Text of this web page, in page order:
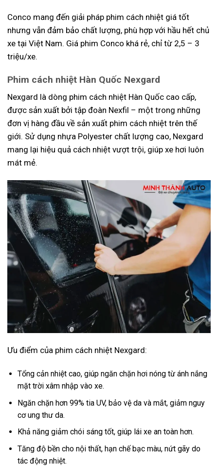
Conco mang đến giải pháp phim cách nhiệt giá tốt
nhưng vẫn đảm bảo chất lượng, phù hợp với hầu hết chủ
xe tại Việt Nam. Giá phim Conco khá rẻ, chỉ từ 2,5 – 3
triệu/xe.
Phim cách nhiệt Hàn Quốc Nexgard
Nexgard là dòng phim cách nhiệt Hàn Quốc cao cấp,
được sản xuất bởi tập đoàn Nexfil – một trong những
đơn vị hàng đầu về sản xuất phim cách nhiệt trên thế
giới. Sử dụng nhựa Polyester chất lượng cao, Nexgard
mang lại hiệu quả cách nhiệt vượt trội, giúp xe hơi luôn
mát mẻ.
Ưu điểm của phim cách nhiệt Nexgard:
Tổng cản nhiệt cao, giúp ngăn chặn hơi nóng từ ánh nắng
mặt trời xâm nhập vào xe.
Ngăn chặn hơn 99% tia UV, bảo vệ da và mắt, giảm nguy
cơ ung thư da.
Khả năng giảm chói sáng tốt, giúp lái xe an toàn hơn.
Tăng độ bền cho nội thất, hạn chế bạc màu, nứt gãy do
tác động nhiệt.